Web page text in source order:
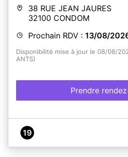
38 RUE JEAN JAURES
32100 CONDOM
Prochain RDV : 13/08/
Disponibilité mise à jour le 08/08/
ANTS)
Prendre
19